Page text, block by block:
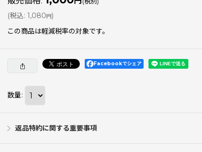
(税込: 1,080円)
この商品は軽減税率の対象です。
Facebookでシェア
数量:
返品特約に関する重要事項